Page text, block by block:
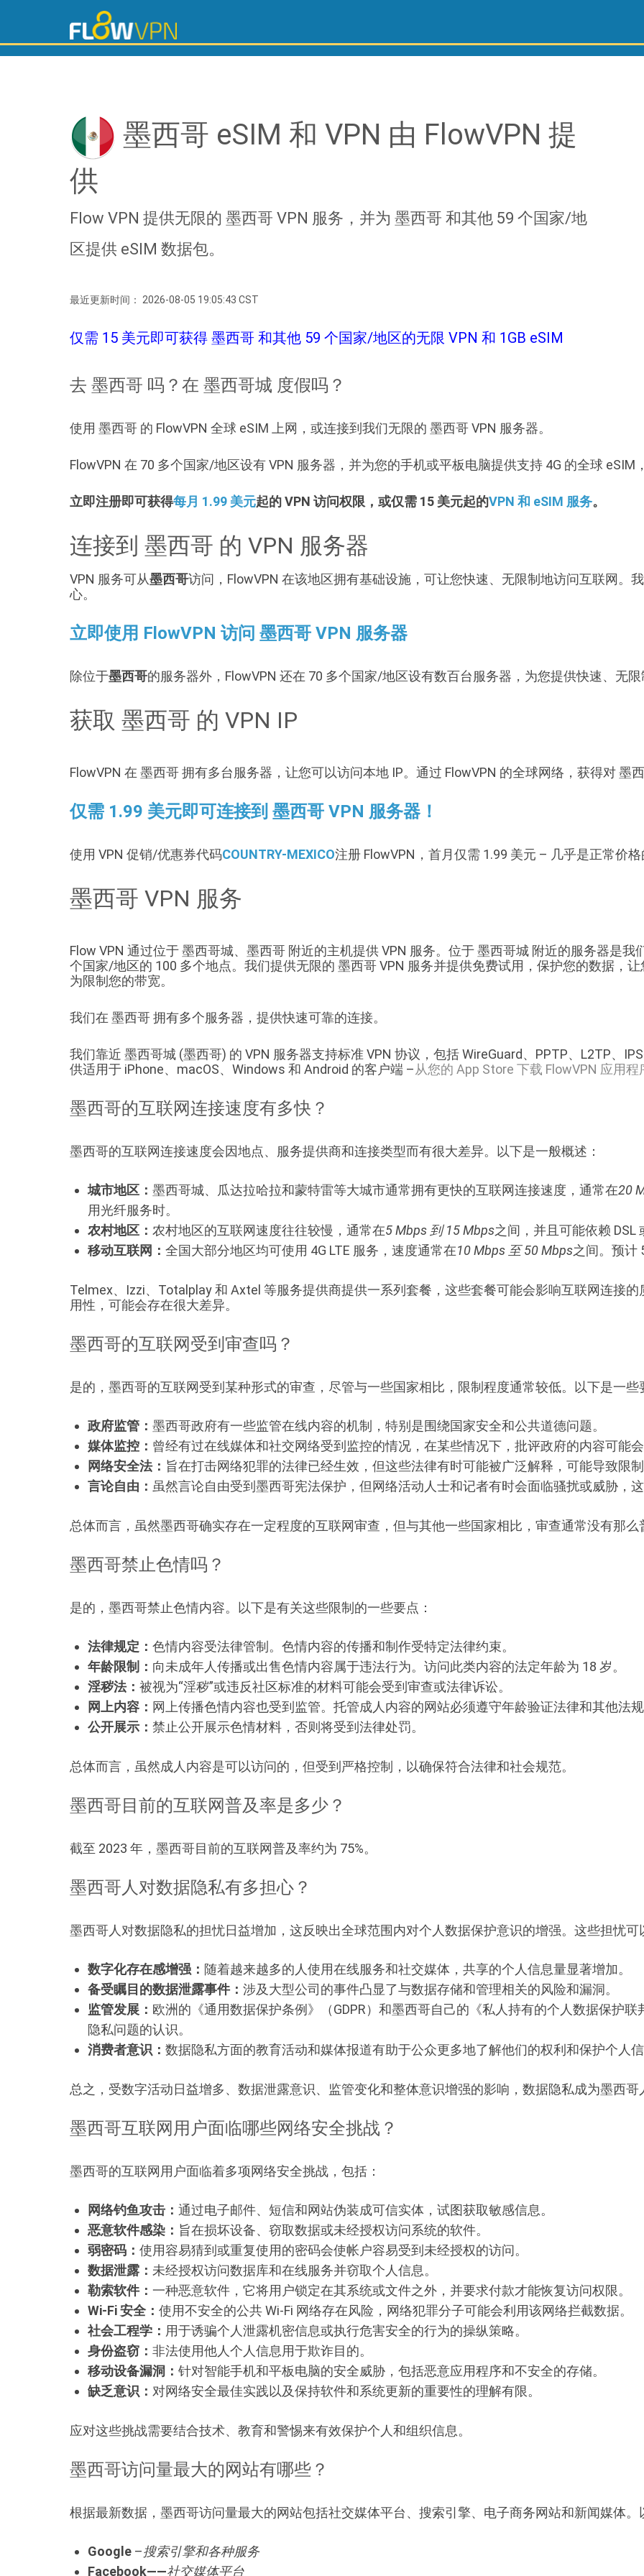
墨西哥 eSIM 和 VPN 由 FlowVPN 提
供
Flow VPN 提供无限的 墨西哥 VPN 服务，并为 墨西哥 和其他 59 个国家/地
区提供 eSIM 数据包。
最近更新时间： 2026-08-05 19:05:43 CST
仅需 15 美元即可获得 墨西哥 和其他 59 个国家/地区的无限 VPN 和 1GB eSIM
去 墨西哥 吗？在 墨西哥城 度假吗？
使用 墨西哥 的 FlowVPN 全球 eSIM 上网，或连接到我们无限的 墨西哥 VPN 服务器。
FlowVPN 在 70 多个国家/地区设有 VPN 服务器，并为您的手机或平板电脑提供支持 4G 的全球 eSIM
立即注册即可获得每月 1.99 美元起的 VPN 访问权限，或仅需 15 美元起的VPN 和 eSIM 服务。
连接到 墨西哥 的 VPN 服务器
VPN 服务可从墨西哥访问，FlowVPN 在该地区拥有基础设施，可让您快速、无限制地访问互联网。
心。
立即使用 FlowVPN 访问 墨西哥 VPN 服务器
除位于墨西哥的服务器外，FlowVPN 还在 70 多个国家/地区设有数百台服务器，为您提供快速、无限
获取 墨西哥 的 VPN IP
FlowVPN 在 墨西哥 拥有多台服务器，让您可以访问本地 IP。通过 FlowVPN 的全球网络，获得对 墨西
仅需 1.99 美元即可连接到 墨西哥 VPN 服务器！
使用 VPN 促销/优惠券代码COUNTRY-MEXICO注册 FlowVPN，首月仅需 1.99 美元 – 几乎是正常价格
墨西哥 VPN 服务
Flow VPN 通过位于 墨西哥城、墨西哥 附近的主机提供 VPN 服务。位于 墨西哥城 附近的服务器是
个国家/地区的 100 多个地点。我们提供无限的 墨西哥 VPN 服务并提供免费试用，保护您的数据，
为限制您的带宽。
我们在 墨西哥 拥有多个服务器，提供快速可靠的连接。
我们靠近 墨西哥城 (墨西哥) 的 VPN 服务器支持标准 VPN 协议，包括 WireGuard、PPTP、L2TP、
供适用于 iPhone、macOS、Windows 和 Android 的客户端 –从您的 App Store 下载 FlowVPN 应用程
墨西哥的互联网连接速度有多快？
墨西哥的互联网连接速度会因地点、服务提供商和连接类型而有很大差异。以下是一般概述：
城市地区： 墨西哥城、瓜达拉哈拉和蒙特雷等大城市通常拥有更快的互联网连接速度，通常在20
用光纤服务时。
农村地区： 农村地区的互联网速度往往较慢，通常在5 Mbps 到 15 Mbps之间，并且可能依赖 DSL
移动互联网： 全国大部分地区均可使用 4G LTE 服务，速度通常在10 Mbps 至 50 Mbps之间。预计
Telmex、Izzi、Totalplay 和 Axtel 等服务提供商提供一系列套餐，这些套餐可能会影响互联网连接
用性，可能会存在很大差异。
墨西哥的互联网受到审查吗？
是的，墨西哥的互联网受到某种形式的审查，尽管与一些国家相比，限制程度通常较低。以下是一些
政府监管： 墨西哥政府有一些监管在线内容的机制，特别是围绕国家安全和公共道德问题。
媒体监控： 曾经有过在线媒体和社交网络受到监控的情况，在某些情况下，批评政府的内容可能会
网络安全法： 旨在打击网络犯罪的法律已经生效，但这些法律有时可能被广泛解释，可能导致限制
言论自由： 虽然言论自由受到墨西哥宪法保护，但网络活动人士和记者有时会面临骚扰或威胁，这
总体而言，虽然墨西哥确实存在一定程度的互联网审查，但与其他一些国家相比，审查通常没有那么
墨西哥禁止色情吗？
是的，墨西哥禁止色情内容。以下是有关这些限制的一些要点：
法律规定： 色情内容受法律管制。色情内容的传播和制作受特定法律约束。
年龄限制： 向未成年人传播或出售色情内容属于违法行为。访问此类内容的法定年龄为 18 岁。
淫秽法： 被视为“淫秽”或违反社区标准的材料可能会受到审查或法律诉讼。
网上内容： 网上传播色情内容也受到监管。托管成人内容的网站必须遵守年龄验证法律和其他法规
公开展示： 禁止公开展示色情材料，否则将受到法律处罚。
总体而言，虽然成人内容是可以访问的，但受到严格控制，以确保符合法律和社会规范。
墨西哥目前的互联网普及率是多少？
截至 2023 年，墨西哥目前的互联网普及率约为 75%。
墨西哥人对数据隐私有多担心？
墨西哥人对数据隐私的担忧日益增加，这反映出全球范围内对个人数据保护意识的增强。这些担忧可
数字化存在感增强： 随着越来越多的人使用在线服务和社交媒体，共享的个人信息量显著增加。
备受瞩目的数据泄露事件： 涉及大型公司的事件凸显了与数据存储和管理相关的风险和漏洞。
监管发展： 欧洲的《通用数据保护条例》（GDPR）和墨西哥自己的《私人持有的个人数据保护
隐私问题的认识。
消费者意识： 数据隐私方面的教育活动和媒体报道有助于公众更多地了解他们的权利和保护个人信
总之，受数字活动日益增多、数据泄露意识、监管变化和整体意识增强的影响，数据隐私成为墨西哥
墨西哥互联网用户面临哪些网络安全挑战？
墨西哥的互联网用户面临着多项网络安全挑战，包括：
网络钓鱼攻击： 通过电子邮件、短信和网站伪装成可信实体，试图获取敏感信息。
恶意软件感染： 旨在损坏设备、窃取数据或未经授权访问系统的软件。
弱密码： 使用容易猜到或重复使用的密码会使帐户容易受到未经授权的访问。
数据泄露： 未经授权访问数据库和在线服务并窃取个人信息。
勒索软件： 一种恶意软件，它将用户锁定在其系统或文件之外，并要求付款才能恢复访问权限。
Wi-Fi 安全： 使用不安全的公共 Wi-Fi 网络存在风险，网络犯罪分子可能会利用该网络拦截数据。
社会工程学： 用于诱骗个人泄露机密信息或执行危害安全的行为的操纵策略。
身份盗窃： 非法使用他人个人信息用于欺诈目的。
移动设备漏洞： 针对智能手机和平板电脑的安全威胁，包括恶意应用程序和不安全的存储。
缺乏意识： 对网络安全最佳实践以及保持软件和系统更新的重要性的理解有限。
应对这些挑战需要结合技术、教育和警惕来有效保护个人和组织信息。
墨西哥访问量最大的网站有哪些？
根据最新数据，墨西哥访问量最大的网站包括社交媒体平台、搜索引擎、电子商务网站和新闻媒体。
Google –搜索引擎和各种服务
Facebook——社交媒体平台